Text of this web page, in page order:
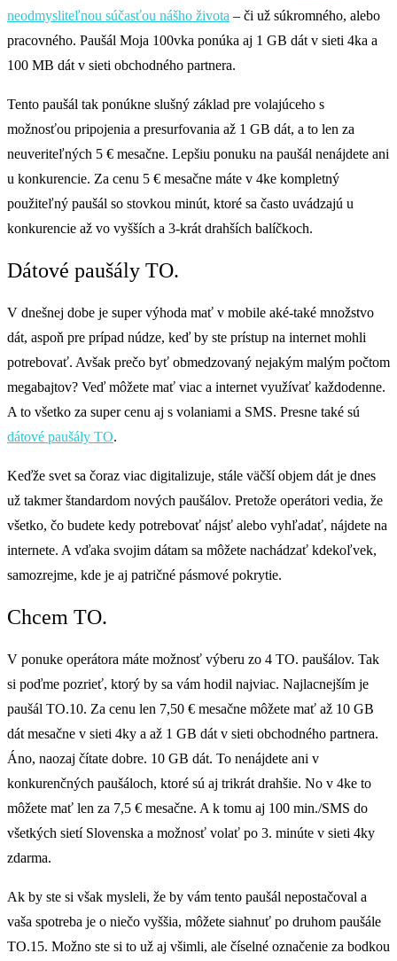
neodmysliteľnou súčasťou nášho života – či už súkromného, alebo
pracovného. Paušál Moja 100vka ponúka aj 1 GB dát v sieti 4ka a
100 MB dát v sieti obchodného partnera.
Tento paušál tak ponúkne slušný základ pre volajúceho s
možnosťou pripojenia a presurfovania až 1 GB dát, a to len za
neuveriteľných 5 € mesačne. Lepšiu ponuku na paušál nenájdete ani
u konkurencie. Za cenu 5 € mesačne máte v 4ke kompletný
použiteľný paušál so stovkou minút, ktoré sa často uvádzajú u
konkurencie až vo vyšších a 3-krát drahších balíčkoch.
Dátové paušály TO.
V dnešnej dobe je super výhoda mať v mobile aké-také množstvo
dát, aspoň pre prípad núdze, keď by ste prístup na internet mohli
potrebovať. Avšak prečo byť obmedzovaný nejakým malým počtom
megabajtov? Veď môžete mať viac a internet využívať každodenne.
A to všetko za super cenu aj s volaniami a SMS. Presne také sú
dátové paušály TO.
Keďže svet sa čoraz viac digitalizuje, stále väčší objem dát je dnes
už takmer štandardom nových paušálov. Pretože operátori vedia, že
všetko, čo budete kedy potrebovať nájsť alebo vyhľadať, nájdete na
internete. A vďaka svojim dátam sa môžete nachádzať kdekoľvek,
samozrejme, kde je aj patričné pásmové pokrytie.
Chcem TO.
V ponuke operátora máte možnosť výberu zo 4 TO. paušálov. Tak
si poďme pozrieť, ktorý by sa vám hodil najviac. Najlacnejším je
paušál TO.10. Za cenu len 7,50 € mesačne môžete mať až 10 GB
dát mesačne v sieti 4ky a až 1 GB dát v sieti obchodného partnera.
Áno, naozaj čítate dobre. 10 GB dát. To nenájdete ani v
konkurenčných paušáloch, ktoré sú aj trikrát drahšie. No v 4ke to
môžete mať len za 7,5 € mesačne. A k tomu aj 100 min./SMS do
všetkých sietí Slovenska a možnosť volať po 3. minúte v sieti 4ky
zdarma.
Ak by ste si však mysleli, že by vám tento paušál nepostačoval a
vaša spotreba je o niečo vyššia, môžete siahnuť po druhom paušále
TO.15. Možno ste si to už aj všimli, ale číselné označenie za bodkou